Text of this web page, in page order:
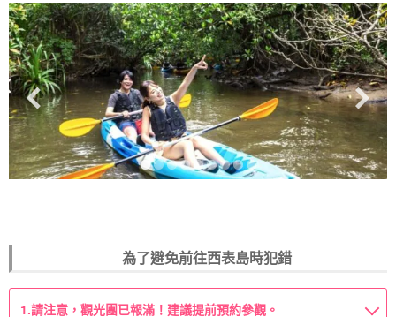
為了避免前往西表島時犯錯
1.請注意，觀光團已報滿！建議提前預約參觀。